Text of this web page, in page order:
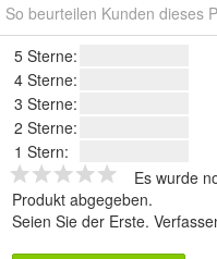
So beurteilen Kunden dieses
5 Sterne:
4 Sterne:
3 Sterne:
2 Sterne:
1 Stern:
Es wurde
Produkt abgegeben.
Seien Sie der Erste.